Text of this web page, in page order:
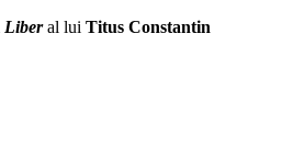
Liberal lui Titus Constantin